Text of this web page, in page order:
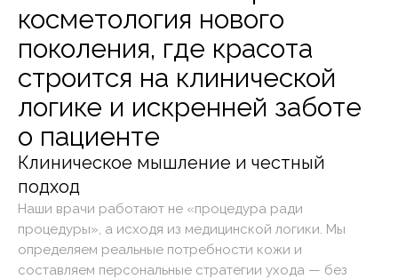
косметология нового
поколения, где красота
строится на клинической
логике и искренней заботе
о пациенте
Клиническое мышление и честный
подход
Наши врачи работают не «процедура ради
процедуры», а исходя из медицинской логики. Мы
определяем реальные потребности кожи и
составляем персональные стратегии ухода — без